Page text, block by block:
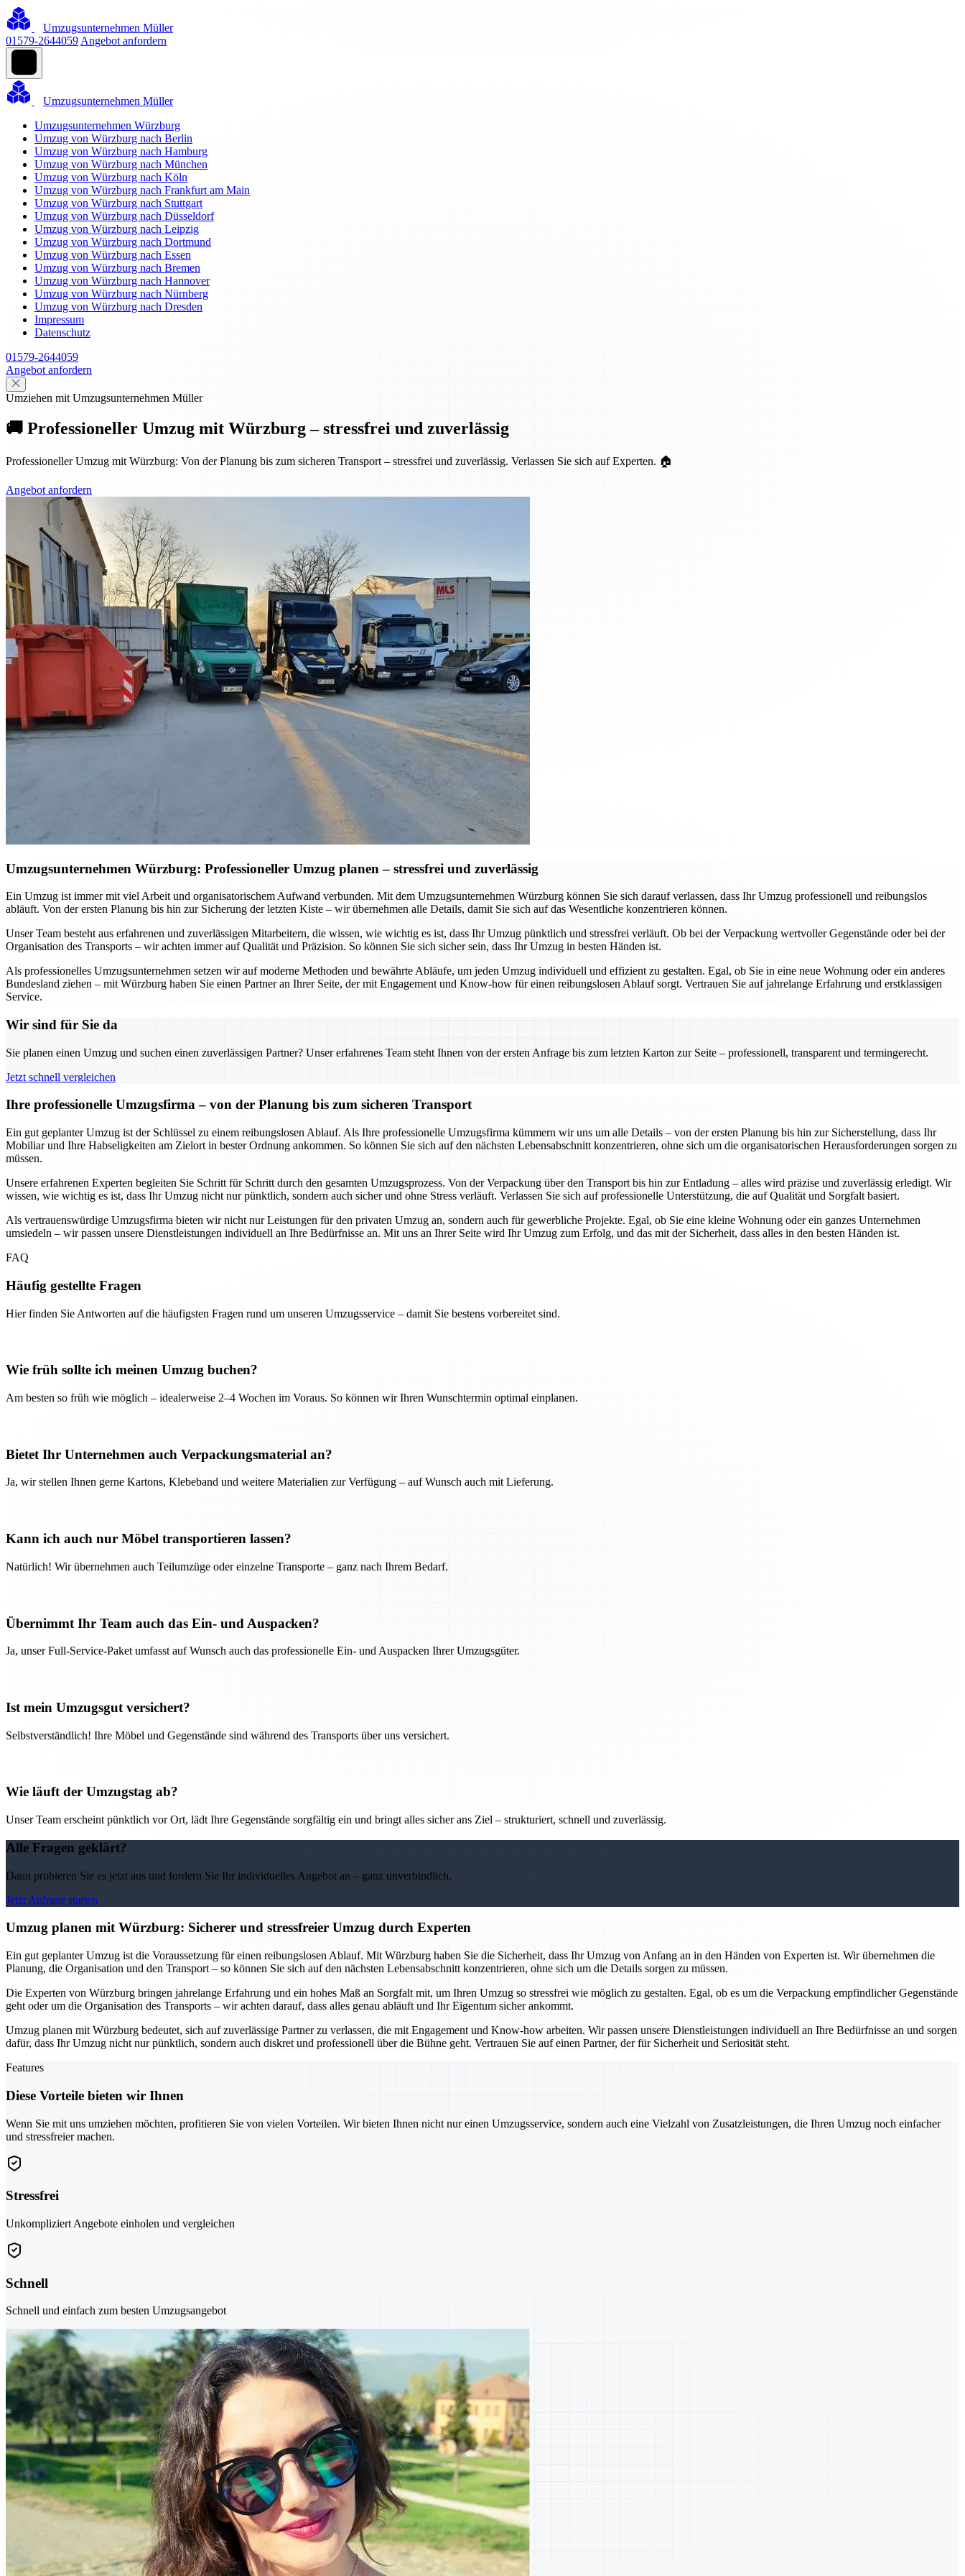
Umzugsunternehmen Müller
01579-2644059 Angebot anfordern
Umzugsunternehmen Müller
Umzugsunternehmen Würzburg
Umzug von Würzburg nach Berlin
Umzug von Würzburg nach Hamburg
Umzug von Würzburg nach München
Umzug von Würzburg nach Köln
Umzug von Würzburg nach Frankfurt am Main
Umzug von Würzburg nach Stuttgart
Umzug von Würzburg nach Düsseldorf
Umzug von Würzburg nach Leipzig
Umzug von Würzburg nach Dortmund
Umzug von Würzburg nach Essen
Umzug von Würzburg nach Bremen
Umzug von Würzburg nach Hannover
Umzug von Würzburg nach Nürnberg
Umzug von Würzburg nach Dresden
Impressum
Datenschutz
01579-2644059
Angebot anfordern
Umziehen mit Umzugsunternehmen Müller
🚚 Professioneller Umzug mit Würzburg – stressfrei und zuverlässig
Professioneller Umzug mit Würzburg: Von der Planung bis zum sicheren Transport – stressfrei und zuverlässig. Verlassen Sie sich auf Experten. 🏠
Angebot anfordern
Umzugsunternehmen Würzburg: Professioneller Umzug planen – stressfrei und zuverlässig
Ein Umzug ist immer mit viel Arbeit und organisatorischem Aufwand verbunden. Mit dem Umzugsunternehmen Würzburg können Sie sich darauf verlassen, dass Ihr Umzug professionell und reibungslos
abläuft. Von der ersten Planung bis hin zur Sicherung der letzten Kiste – wir übernehmen alle Details, damit Sie sich auf das Wesentliche konzentrieren können.
Unser Team besteht aus erfahrenen und zuverlässigen Mitarbeitern, die wissen, wie wichtig es ist, dass Ihr Umzug pünktlich und stressfrei verläuft. Ob bei der Verpackung wertvoller Gegenstände oder bei der
Organisation des Transports – wir achten immer auf Qualität und Präzision. So können Sie sich sicher sein, dass Ihr Umzug in besten Händen ist.
Als professionelles Umzugsunternehmen setzen wir auf moderne Methoden und bewährte Abläufe, um jeden Umzug individuell und effizient zu gestalten. Egal, ob Sie in eine neue Wohnung oder ein anderes
Bundesland ziehen – mit Würzburg haben Sie einen Partner an Ihrer Seite, der mit Engagement und Know-how für einen reibungslosen Ablauf sorgt. Vertrauen Sie auf jahrelange Erfahrung und erstklassigen
Service.
Wir sind für Sie da
Sie planen einen Umzug und suchen einen zuverlässigen Partner? Unser erfahrenes Team steht Ihnen von der ersten Anfrage bis zum letzten Karton zur Seite – professionell, transparent und termingerecht.
Jetzt schnell vergleichen
Ihre professionelle Umzugsfirma – von der Planung bis zum sicheren Transport
Ein gut geplanter Umzug ist der Schlüssel zu einem reibungslosen Ablauf. Als Ihre professionelle Umzugsfirma kümmern wir uns um alle Details – von der ersten Planung bis hin zur Sicherstellung, dass Ihr
Mobiliar und Ihre Habseligkeiten am Zielort in bester Ordnung ankommen. So können Sie sich auf den nächsten Lebensabschnitt konzentrieren, ohne sich um die organisatorischen Herausforderungen sorgen zu
müssen.
Unsere erfahrenen Experten begleiten Sie Schritt für Schritt durch den gesamten Umzugsprozess. Von der Verpackung über den Transport bis hin zur Entladung – alles wird präzise und zuverlässig erledigt. Wir
wissen, wie wichtig es ist, dass Ihr Umzug nicht nur pünktlich, sondern auch sicher und ohne Stress verläuft. Verlassen Sie sich auf professionelle Unterstützung, die auf Qualität und Sorgfalt basiert.
Als vertrauenswürdige Umzugsfirma bieten wir nicht nur Leistungen für den privaten Umzug an, sondern auch für gewerbliche Projekte. Egal, ob Sie eine kleine Wohnung oder ein ganzes Unternehmen
umsiedeln – wir passen unsere Dienstleistungen individuell an Ihre Bedürfnisse an. Mit uns an Ihrer Seite wird Ihr Umzug zum Erfolg, und das mit der Sicherheit, dass alles in den besten Händen ist.
FAQ
Häufig gestellte Fragen
Hier finden Sie Antworten auf die häufigsten Fragen rund um unseren Umzugsservice – damit Sie bestens vorbereitet sind.
Wie früh sollte ich meinen Umzug buchen?
Am besten so früh wie möglich – idealerweise 2–4 Wochen im Voraus. So können wir Ihren Wunschtermin optimal einplanen.
Bietet Ihr Unternehmen auch Verpackungsmaterial an?
Ja, wir stellen Ihnen gerne Kartons, Klebeband und weitere Materialien zur Verfügung – auf Wunsch auch mit Lieferung.
Kann ich auch nur Möbel transportieren lassen?
Natürlich! Wir übernehmen auch Teilumzüge oder einzelne Transporte – ganz nach Ihrem Bedarf.
Übernimmt Ihr Team auch das Ein- und Auspacken?
Ja, unser Full-Service-Paket umfasst auf Wunsch auch das professionelle Ein- und Auspacken Ihrer Umzugsgüter.
Ist mein Umzugsgut versichert?
Selbstverständlich! Ihre Möbel und Gegenstände sind während des Transports über uns versichert.
Wie läuft der Umzugstag ab?
Unser Team erscheint pünktlich vor Ort, lädt Ihre Gegenstände sorgfältig ein und bringt alles sicher ans Ziel – strukturiert, schnell und zuverlässig.
Alle Fragen geklärt?
Dann probieren Sie es jetzt aus und fordern Sie Ihr individuelles Angebot an – ganz unverbindlich.
Jetzt Anfrage starten
Umzug planen mit Würzburg: Sicherer und stressfreier Umzug durch Experten
Ein gut geplanter Umzug ist die Voraussetzung für einen reibungslosen Ablauf. Mit Würzburg haben Sie die Sicherheit, dass Ihr Umzug von Anfang an in den Händen von Experten ist. Wir übernehmen die
Planung, die Organisation und den Transport – so können Sie sich auf den nächsten Lebensabschnitt konzentrieren, ohne sich um die Details sorgen zu müssen.
Die Experten von Würzburg bringen jahrelange Erfahrung und ein hohes Maß an Sorgfalt mit, um Ihren Umzug so stressfrei wie möglich zu gestalten. Egal, ob es um die Verpackung empfindlicher Gegenstände
geht oder um die Organisation des Transports – wir achten darauf, dass alles genau abläuft und Ihr Eigentum sicher ankommt.
Umzug planen mit Würzburg bedeutet, sich auf zuverlässige Partner zu verlassen, die mit Engagement und Know-how arbeiten. Wir passen unsere Dienstleistungen individuell an Ihre Bedürfnisse an und sorgen
dafür, dass Ihr Umzug nicht nur pünktlich, sondern auch diskret und professionell über die Bühne geht. Vertrauen Sie auf einen Partner, der für Sicherheit und Seriosität steht.
Features
Diese Vorteile bieten wir Ihnen
Wenn Sie mit uns umziehen möchten, profitieren Sie von vielen Vorteilen. Wir bieten Ihnen nicht nur einen Umzugsservice, sondern auch eine Vielzahl von Zusatzleistungen, die Ihren Umzug noch einfacher
und stressfreier machen.
Stressfrei
Unkompliziert Angebote einholen und vergleichen
Schnell
Schnell und einfach zum besten Umzugsangebot